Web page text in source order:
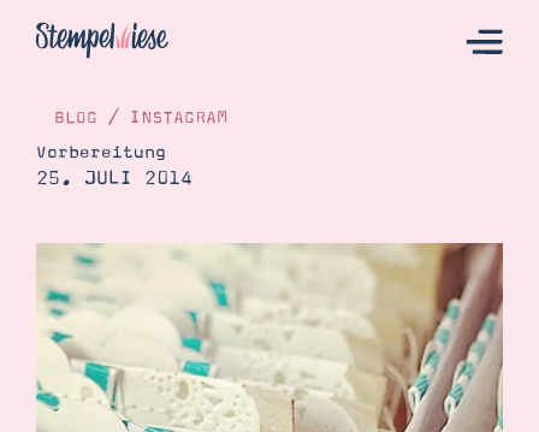
Katalog
Bestellen
Kontakt
BLOG / INSTAGRAM
Vorbereitung
25. JULI 2014